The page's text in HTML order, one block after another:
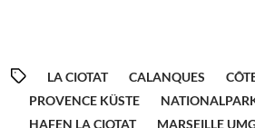
LA CIOTAT CALANQUES
PROVENCE KÜSTE
HAFEN LA CIOTAT
MARSEILLE